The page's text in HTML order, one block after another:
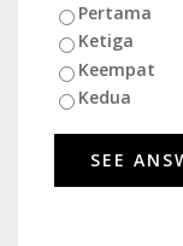
Pertama
Ketiga
Keempat
Kedua